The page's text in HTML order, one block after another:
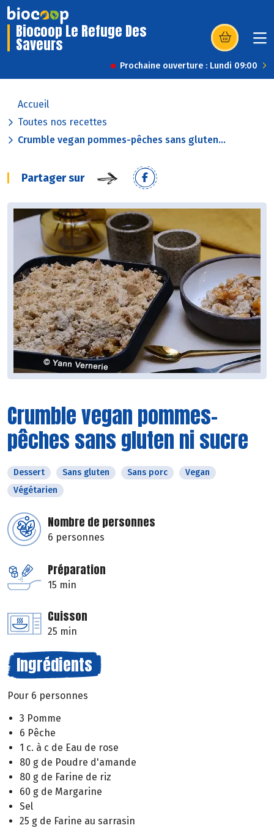
Biocoop Le Refuge Des
Saveurs (s’ouvre dans
Prochaine ouverture : Lundi 09:00
Accueil
Toutes nos recettes
Crumble vegan pommes-pêches sans gluten...
Partager sur
Crumble vegan pommes-
pêches sans gluten ni sucre
Dessert Sans gluten Sans porc
Vegan
Végétarien
Nombre de personnes
6 personnes
Préparation
15 min
Cuisson
25 min
Ingrédients
Pour 6 personnes
3 Pomme
6 Pêche
1 c. à c de Eau de rose
80 g de Poudre d'amande
80 g de Farine de riz
60 g de Margarine
Sel
25 g de Farine au sarrasin